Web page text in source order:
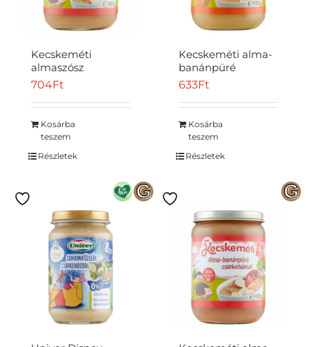
Átvétel
Termékek
Kecskeméti
almaszósz
csirkehússal
kortól 190 g
704Ft
Kosárba
teszem
Részletek
Kecskeméti alma-
banánpüré
gyümölcskészítmény
hónapos kortól 190
g
633Ft
Kosárba
teszem
Részletek